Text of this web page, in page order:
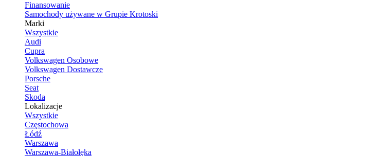
Finansowanie
Samochody używane w Grupie Krotoski
Marki
Wszystkie
Audi
Cupra
Volkswagen Osobowe
Volkswagen Dostawcze
Porsche
Seat
Skoda
Lokalizacje
Wszystkie
Częstochowa
Łódź
Warszawa
Warszawa-Białołęka